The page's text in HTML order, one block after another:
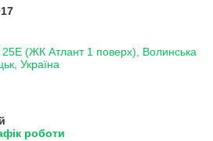
25Е (ЖК Атлант 1 поверх), Волинська
Україна
роботи